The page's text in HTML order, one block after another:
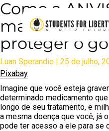
Como a
matando
proteger o
Luan Sperandio | 25 de julho,
Pixabay
Imagine que você esteja
determinado medicamento
longo de seu tratamento, e
a mesma doença que você, já
pode ter acesso a ele para se